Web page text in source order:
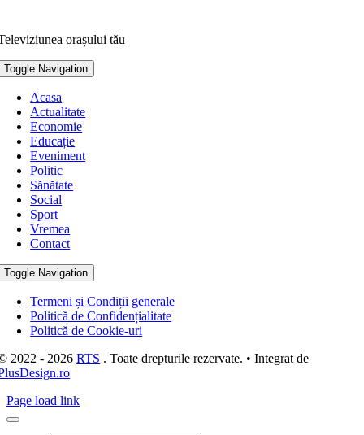
orașului tău
Toggle Navigation
Acasa
Actualitate
Economie
Educație
Eveniment
Politic
Sănătate
Social
Sport
Vremea
Contact
Toggle Navigation
Termeni și Condiții generale
Politică de Confidențialitate
Politică de Cookie-uri
2022 - 2026RTS . Toate drepturile rezervate. • Integrat de
Page load link